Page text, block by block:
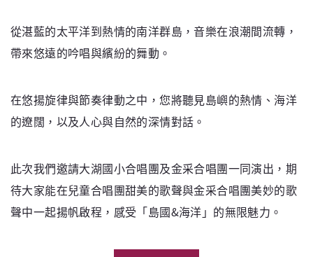
從湛藍的太平洋到熱情的南洋群島，音樂在浪潮間流轉，
帶來悠遠的吟唱與繽紛的舞動。
在悠揚旋律與節奏律動之中，您將聽見島嶼的熱情、海洋
的遼闊，以及人心與自然的深情對話。
此次我們邀請大湖國小合唱團及金采合唱團一同演出，期
待大家能在兒童合唱團甜美的歌聲與金采合唱團美妙的歌
聲中一起揚帆啟程，感受「島國&海洋」的無限魅力。